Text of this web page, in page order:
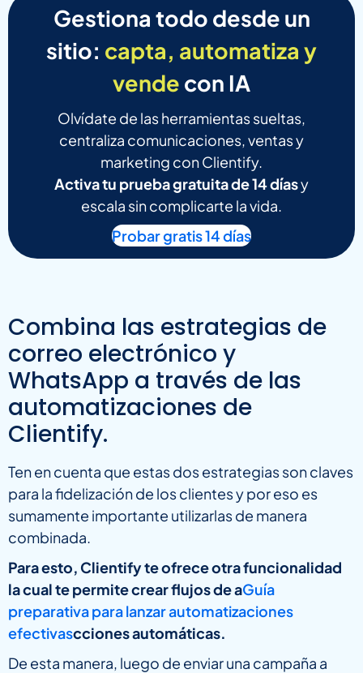
Gestiona todo desde un
sitio: capta, automatiza y
vende con IA
Olvídate de las herramientas sueltas,
centraliza comunicaciones, ventas y
marketing con Clientify.
Activa tu prueba gratuita de 14 díasy
escala sin complicarte la vida.
Probar gratis 14 días
Combina las estrategias de
correo electrónico y
WhatsApp a través de las
automatizaciones de
Clientify.
Ten en cuenta que estas dos estrategias son claves
para la fidelización de los clientes y por eso es
sumamente importante utilizarlas de manera
combinada.
Para esto, Clientify te ofrece otra funcionalidad
la cual te permite crear flujos de aGuía
preparativa para lanzar automatizaciones
efectivascciones automáticas.
De esta manera, luego de enviar una campaña a